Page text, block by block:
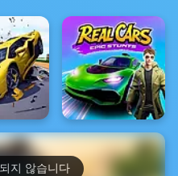
지 않습니다